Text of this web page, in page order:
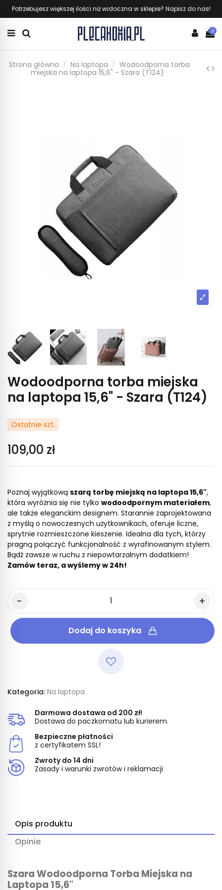
Potrzebujesz większej ilości niż widoczna w sklepie? Napisz do nas!
0
Strona główna Na laptopa
Wodoodporna torba
miejska na laptopa 15,6" - Szara (T124)
Wodoodporna torba miejska
na laptopa 15,6" - Szara (T124)
Ostatnie szt.
109,00 zł
Poznaj wyjątkową szarą torbę miejską na laptopa 15,6",
która wyróżnia się nie tylko wodoodpornym materiałem,
ale także eleganckim designem. Starannie zaprojektowana
z myślą o nowoczesnych użytkownikach, oferuje liczne,
sprytnie rozmieszczone kieszenie. Idealna dla tych, którzy
pragną połączyć funkcjonalność z wyrafinowanym stylem.
Bądź zawsze w ruchu z niepowtarzalnym dodatkiem!
Zamów teraz, a wyślemy w 24h!
Dodaj do koszyka
Kategoria: Na laptopa
Darmowa dostawa od 200 zł!
Dostawa do paczkomatu lub kurierem.
Bezpieczne płatności
z certyfikatem SSL!
Zwroty do 14 dni
Zasady i warunki zwrotów i reklamacji
Opis produktu
Opinie
Szara Wodoodporna Torba Miejska na
Laptopa 15,6"